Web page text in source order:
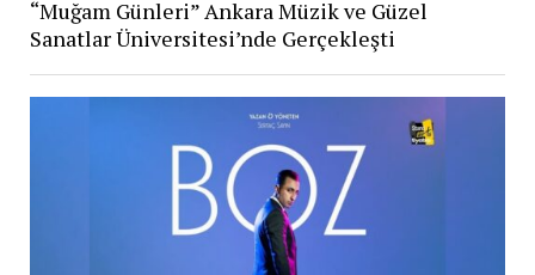
“Muğam Günleri” Ankara Müzik ve Güzel
Sanatlar Üniversitesi’nde Gerçekleşti